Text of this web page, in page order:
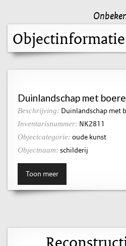
Objectinformatie
Duinlandschap met
Beschrijving: Duinlandschap met
Inventarisnummer: NK2811
Objectcategorie: oude kunst
Objectnaam: schilderij
Toon meer